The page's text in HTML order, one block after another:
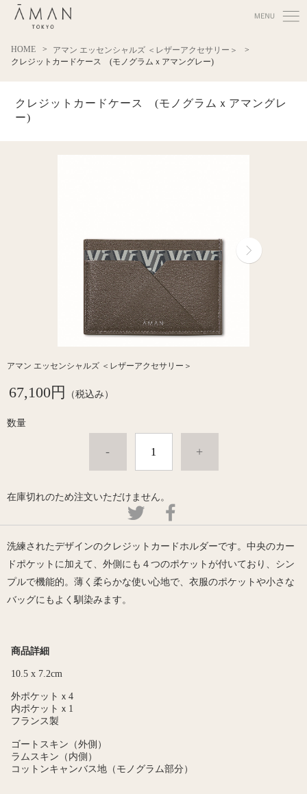
HOME
アマン エッセンシャルズ ＜レザーアクセサリー＞
クレジットカードケース (モノグラムｘアマングレー)
クレジットカードケース (モノグラムｘアマングレ
ー)
アマン エッセンシャルズ ＜レザーアクセサリー＞
67,100円 （税込み）
数量
- +
在庫切れのため注文いただけません。
洗練されたデザインのクレジットカードホルダーです。中央のカー
ドポケットに加えて
外側にも ４つのポケットが付いており、 シン
プルで機能的 。 薄く 柔らかな使い心地で、衣服のポケットや小さな
バッグにもよく馴染みます。
商品詳細
10.5 x 7.2cm
外ポケットｘ4
内ポケットｘ1
フランス製
ゴートスキン（外側）
ラムスキン（内側）
コットンキャンバス地（モノグラム部分）